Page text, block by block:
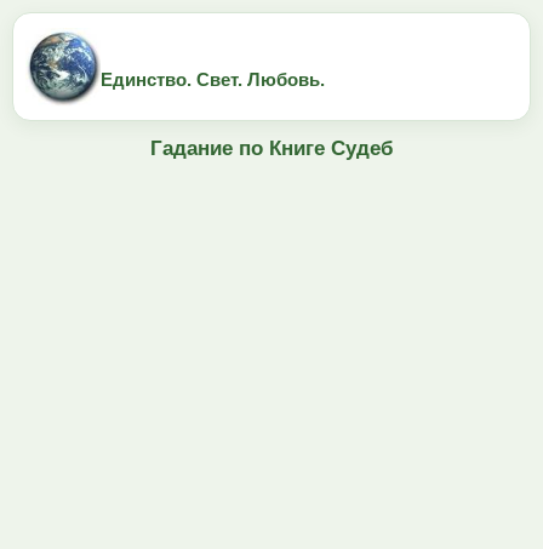
Единство. Свет. Любовь.
Гадание по Книге Судеб